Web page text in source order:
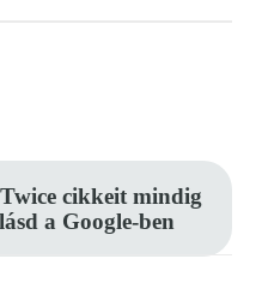
cikkeit mindig
a Google-ben